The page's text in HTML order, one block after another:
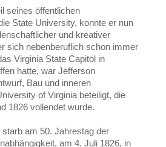
seines öffentlichen
State University, konnte er nun
und kreativer
sich nebenberuflich schon immer
Virginia State Capitol in
hatte, war Jefferson
Bau und inneren
of Virginia beteiligt, die
1826 vollendet wurde.
am 50. Jahrestag der
am 4. Juli 1826, in